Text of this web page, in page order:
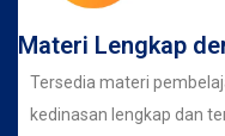
Materi Lengkap
Tersedia materi
kedinasan lengkap dan